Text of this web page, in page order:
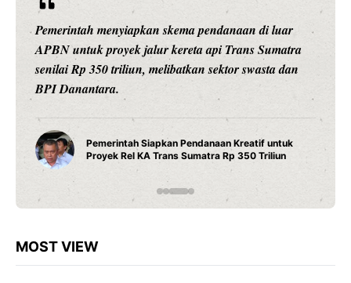
Pemerintah menyiapkan skema pendanaan di luar
APBN untuk proyek jalur kereta api Trans Sumatra
senilai Rp 350 triliun, melibatkan sektor swasta dan
BPI Danantara.
Pemerintah Siapkan Pendanaan Kreatif untuk
Proyek Rel KA Trans Sumatra Rp 350 Triliun
MOST VIEW